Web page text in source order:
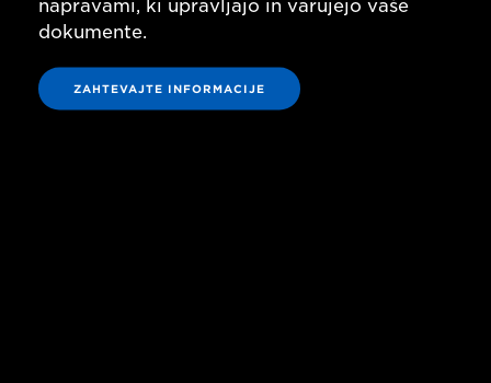
napravami, ki upravljajo in varujejo vaše
dokumente.
ZAHTEVAJTE INFORMACIJE